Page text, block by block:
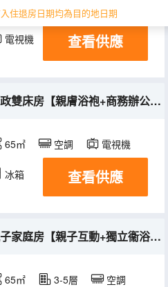
住退房日期均為目的地日期
256㎡ 4層 空調
電視機 冰箱
查看供應
行政雙床房【親膚浴袍+商務辦公+全明落地窗】
65㎡ 空調 電視機
冰箱 查看供應
親子家庭房【親子互動+獨立衞浴+全明落地窗】
65㎡ 3-5層 空調